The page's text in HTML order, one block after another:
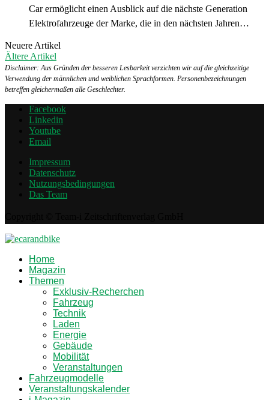
Car ermöglicht einen Ausblick auf die nächste Generation
Elektrofahrzeuge der Marke, die in den nächsten Jahren…
Neuere Artikel
Ältere Artikel
Disclaimer: Aus Gründen der besseren Lesbarkeit verzichten wir auf die gleichzeitige
Verwendung der männlichen und weiblichen Sprachformen. Personenbezeichnungen
betreffen gleichermaßen alle Geschlechter.
Facebook
Linkedin
Youtube
Email
Impressum
Datenschutz
Nutzungsbedingungen
Das Team
Home
Magazin
Themen
Exklusiv-Recherchen
Fahrzeug
Technik
Laden
Energie
Gebäude
Mobilität
Veranstaltungen
Fahrzeugmodelle
Veranstaltungskalender